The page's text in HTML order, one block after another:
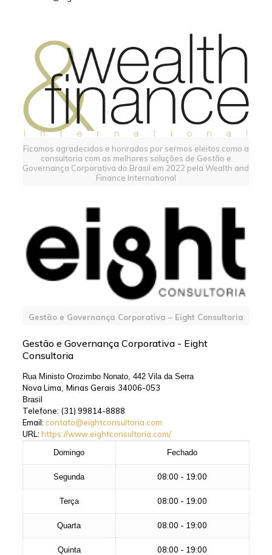
Ficamos agradecidos e honrados por sermos eleitos como a
consultoria com as melhores soluções de Gestão e
Governança Corporativa do Brasil em 2022 pela Wealth and
Finance International
Gestão e Governança Corporativa – Eight Consultoria
Gestão e Governança Corporativa - Eight
Consultoria
Rua Ministo Orozimbo Nonato, 442 Vila da Serra
Nova Lima Minas Gerais 34006-053
Brasil
Telefone: (31) 99814-8888
Email: contato@eightconsultoria.com
URL: https://www.eightconsultoria.com/
Domingo Fechado
Segunda 08:00 - 19:00
Terça 08:00 - 19:00
Quarta 08:00 - 19:00
Quinta 08:00 - 19:00